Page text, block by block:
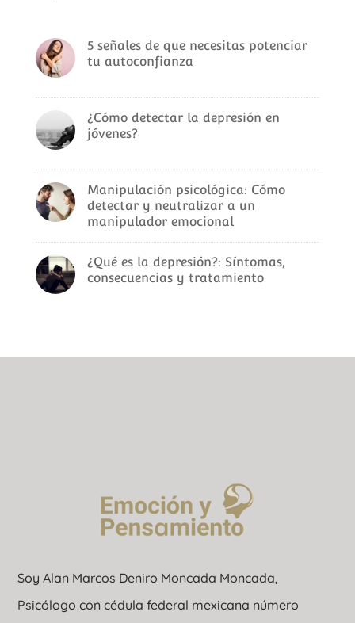
5 señales de que necesitas potenciar
tu autoconfianza
¿Cómo detectar la depresión en
jóvenes?
Manipulación psicológica: Cómo
detectar y neutralizar a un
manipulador emocional
¿Qué es la depresión?: Síntomas,
consecuencias y tratamiento
Soy Alan Marcos Deniro Moncada Moncada,
Psicólogo con cédula federal mexicana número